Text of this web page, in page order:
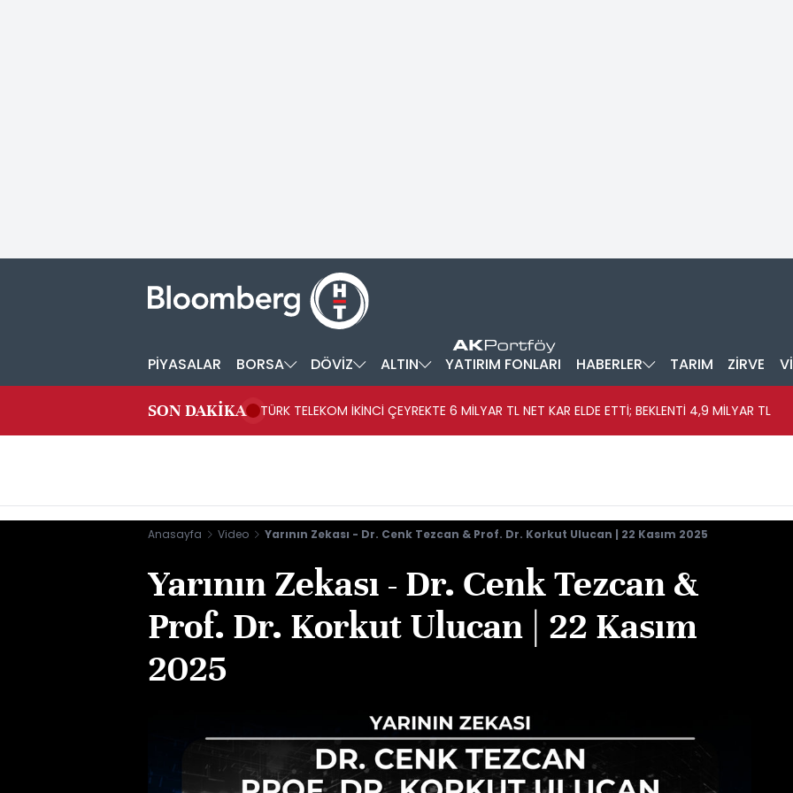
PİYASALAR BORSA DÖVİZ ALTIN YATIRIM FONLARI HABERLER TARIM ZİRVE
SON DAKİKA TÜRK TELEKOM İKİNCİ ÇEYREKTE 6 MİLYAR TL NET KAR ELDE ETTİ; BEKLENTİ 4,9 MİLYAR TL
Anasayfa Video Yarının Zekası - Dr. Cenk Tezcan & Prof. Dr. Korkut Ulucan | 22 Kasım 2025
Yarının Zekası - Dr. Cenk Tezcan &
Prof. Dr. Korkut Ulucan | 22 Kasım
2025